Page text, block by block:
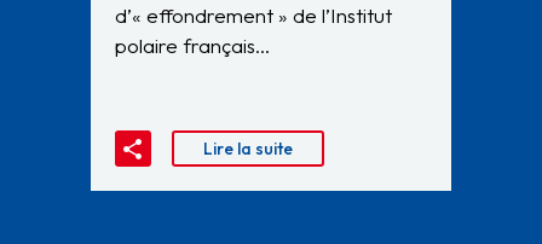
d’« effondrement » de l’Institut
polaire français…
Lire la suite